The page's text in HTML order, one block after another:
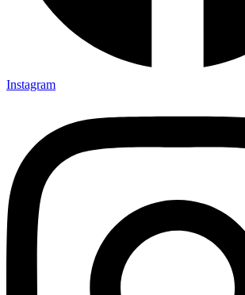
Instagram